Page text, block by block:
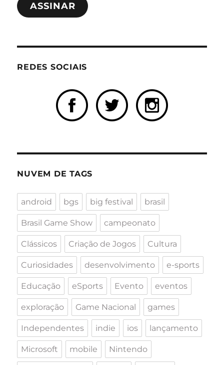
mailASSINAR
REDES SOCIAIS
NUVEM DE TAGS
android bgs big festival brasil
Brasil Game Show campeonato
Clássicos Criação de Jogos Cultura
Curiosidades desenvolvimento e-sports
Educação eSports Evento eventos
exploração Game Nacional games
Independentes indie ios lançamento
Microsoft mobile Nintendo